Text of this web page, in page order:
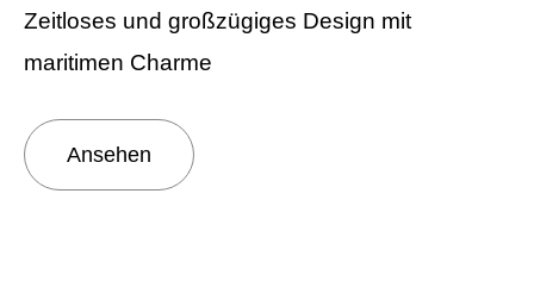
Zeitloses und großzügiges Design mit
maritimen Charme
Ansehen